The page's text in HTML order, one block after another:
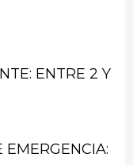
ENTRE 2 Y